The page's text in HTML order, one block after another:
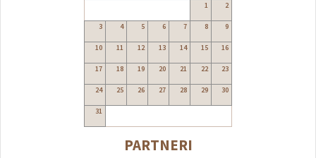
1 2
3 4 5 6 7 8 9
10 11 12 13 14 15 16
17 18 19 20 21 22 23
24 25 26 27 28 29 30
31
PARTNERI